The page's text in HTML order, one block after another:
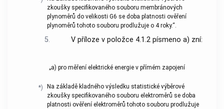
zkoušky specifikovaného souboru membránových
plynoměrů do velikosti G6 se doba platnosti ověření
plynoměrů tohoto souboru prodlužuje o 4 roky.“.
5. V příloze v položce 4.1.2 písmeno a) zní:
„a) pro měření elektrické energie v přímém zapojení
*)
Na základě kladného výsledku statistické výběrové
zkoušky specifikovaného souboru elektroměrů se doba
platnosti ověření elektroměrů tohoto souboru prodlužuje